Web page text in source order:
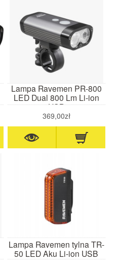
Lampa Ravemen PR-800
LED Dual 800 Lm Li-ion
USB
369,00zł
Lampa Ravemen tylna TR-
50 LED Aku Li-ion USB